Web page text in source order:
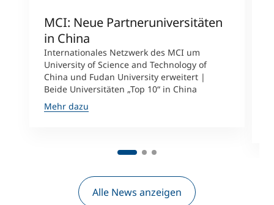
MCI: Neue Partneruniversitäten
in China
Internationales Netzwerk des MCI um
University of Science and Technology of
China und Fudan University erweitert |
Beide Universitäten „Top 10“ in China
Mehr dazu
Alle News anzeigen